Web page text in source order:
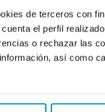
de terceros con
el perfil
o rechazar las
así como
Alicante y
de seguir
Juan